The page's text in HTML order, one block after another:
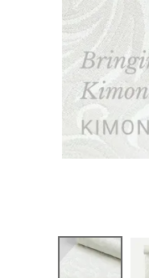
新作・キャンペーン
帯結び動画